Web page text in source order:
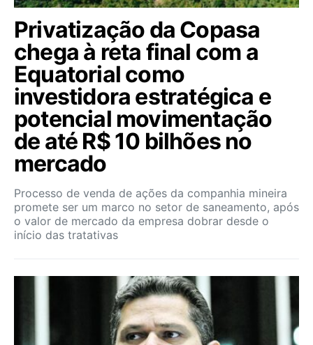
Privatização da Copasa
chega à reta final com a
Equatorial como
investidora estratégica e
potencial movimentação
de até R$ 10 bilhões no
mercado
Processo de venda de ações da companhia mineira
promete ser um marco no setor de saneamento, após
o valor de mercado da empresa dobrar desde o
início das tratativas